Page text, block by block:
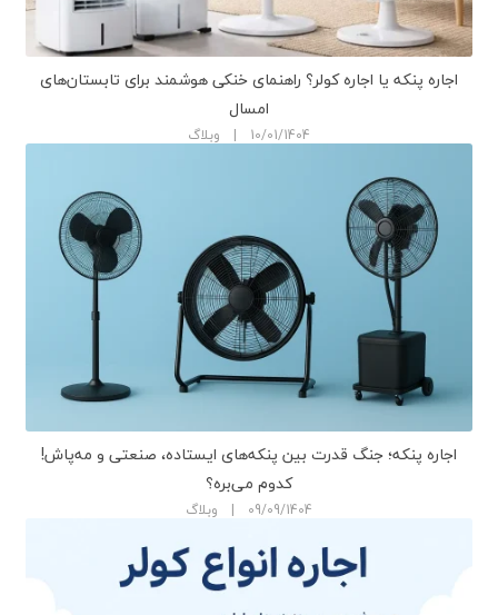
اجاره پنکه یا اجاره کولر؟ راهنمای خنکی هوشمند برای تابستان‌های
امسال
10/01/1404 | وبلاگ
اجاره پنکه؛ جنگ قدرت بین پنکه‌های ایستاده، صنعتی و مه‌پاش!
کدوم می‌بره؟
09/09/1404 | وبلاگ